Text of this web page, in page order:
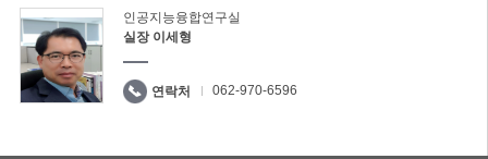
인공지능융합연구실
실장 이세형
연락처 062-970-6596